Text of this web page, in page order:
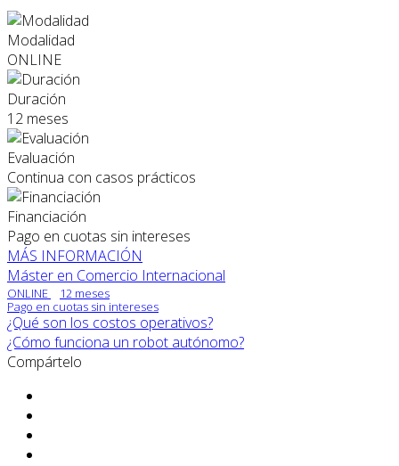
Modalidad
ONLINE
Duración
12 meses
Evaluación
Continua con casos prácticos
Financiación
Pago en cuotas sin intereses
MÁS INFORMACIÓN
Máster en Comercio Internacional
ONLINE
12 meses
Pago en cuotas sin intereses
¿Qué son los costos operativos?
¿Cómo funciona un robot autónomo?
Compártelo